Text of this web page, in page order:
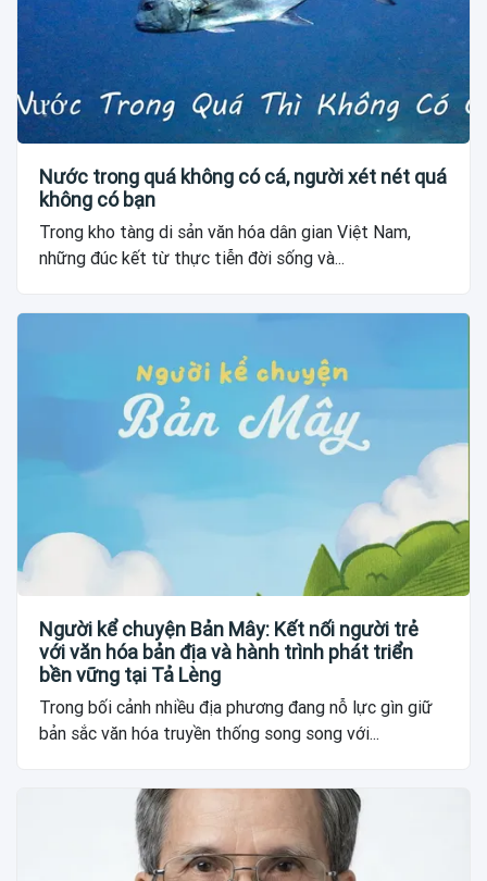
Nước trong quá không có cá, người xét nét quá
không có bạn
Trong kho tàng di sản văn hóa dân gian Việt Nam,
những đúc kết từ thực tiễn đời sống và...
Người kể chuyện Bản Mây: Kết nối người trẻ
với văn hóa bản địa và hành trình phát triển
bền vững tại Tả Lèng
Trong bối cảnh nhiều địa phương đang nỗ lực gìn giữ
bản sắc văn hóa truyền thống song song với...